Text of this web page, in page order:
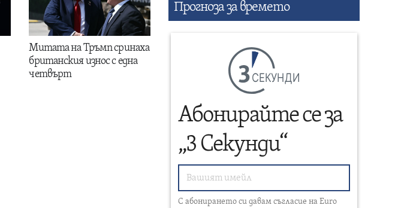
Митата на Тръмп сринаха
британския износ с една
четвърт
Прогнозa за времето
СЕКУНДИ
Абонирайте се за
„3 Секунди“
С абонирането си давам съгласие на Euro